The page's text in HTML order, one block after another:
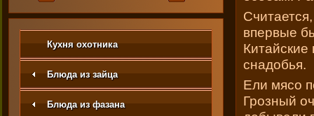
Кухня охотника
Блюда из зайца
Блюда из фазана
впервые
снадобья.
Ели мясо
Грозный